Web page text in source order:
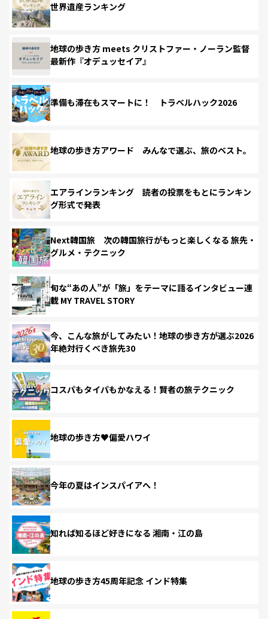
世界遺産ランキング
地球の歩き方 meets クリストファー・ノーラン監督
最新作『オデュッセイア』
準備も滞在もスマートに！ トラベルハック2026
地球の歩き方アワード みんなで選ぶ、旅のベスト。
エアラインランキング 読者の投票をもとにランキン
グ形式で発表
Next韓国旅 次の韓国旅行がもっと楽しくなる 旅先・
グルメ・テクニック
旬な“あの人”が「旅」をテーマに語るインタビュー連
載 MY TRAVEL STORY
今、こんな旅がしてみたい！地球の歩き方が選ぶ2026
年絶対行くべき旅先30
コスパもタイパもかなえる！賢者の旅テクニック
地球の歩き方♥偏愛ハワイ
今年の夏はインスパイアへ！
知れば知るほど好きになる 湘南・江の島
地球の歩き方45周年記念 インド特集